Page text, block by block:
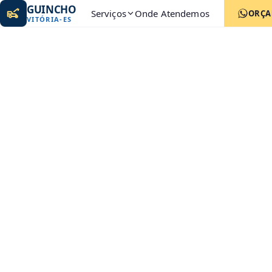
GUINCHO
VITÓRIA- ES Serviços Onde Atendemos